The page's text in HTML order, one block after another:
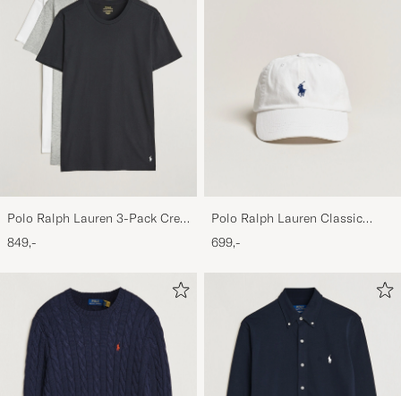
Polo Ralph Lauren 3-Pack Crew
Neck T-Shirt
White/Black/Andover Heather
849,-
Polo Ralph Lauren Classic
699,-